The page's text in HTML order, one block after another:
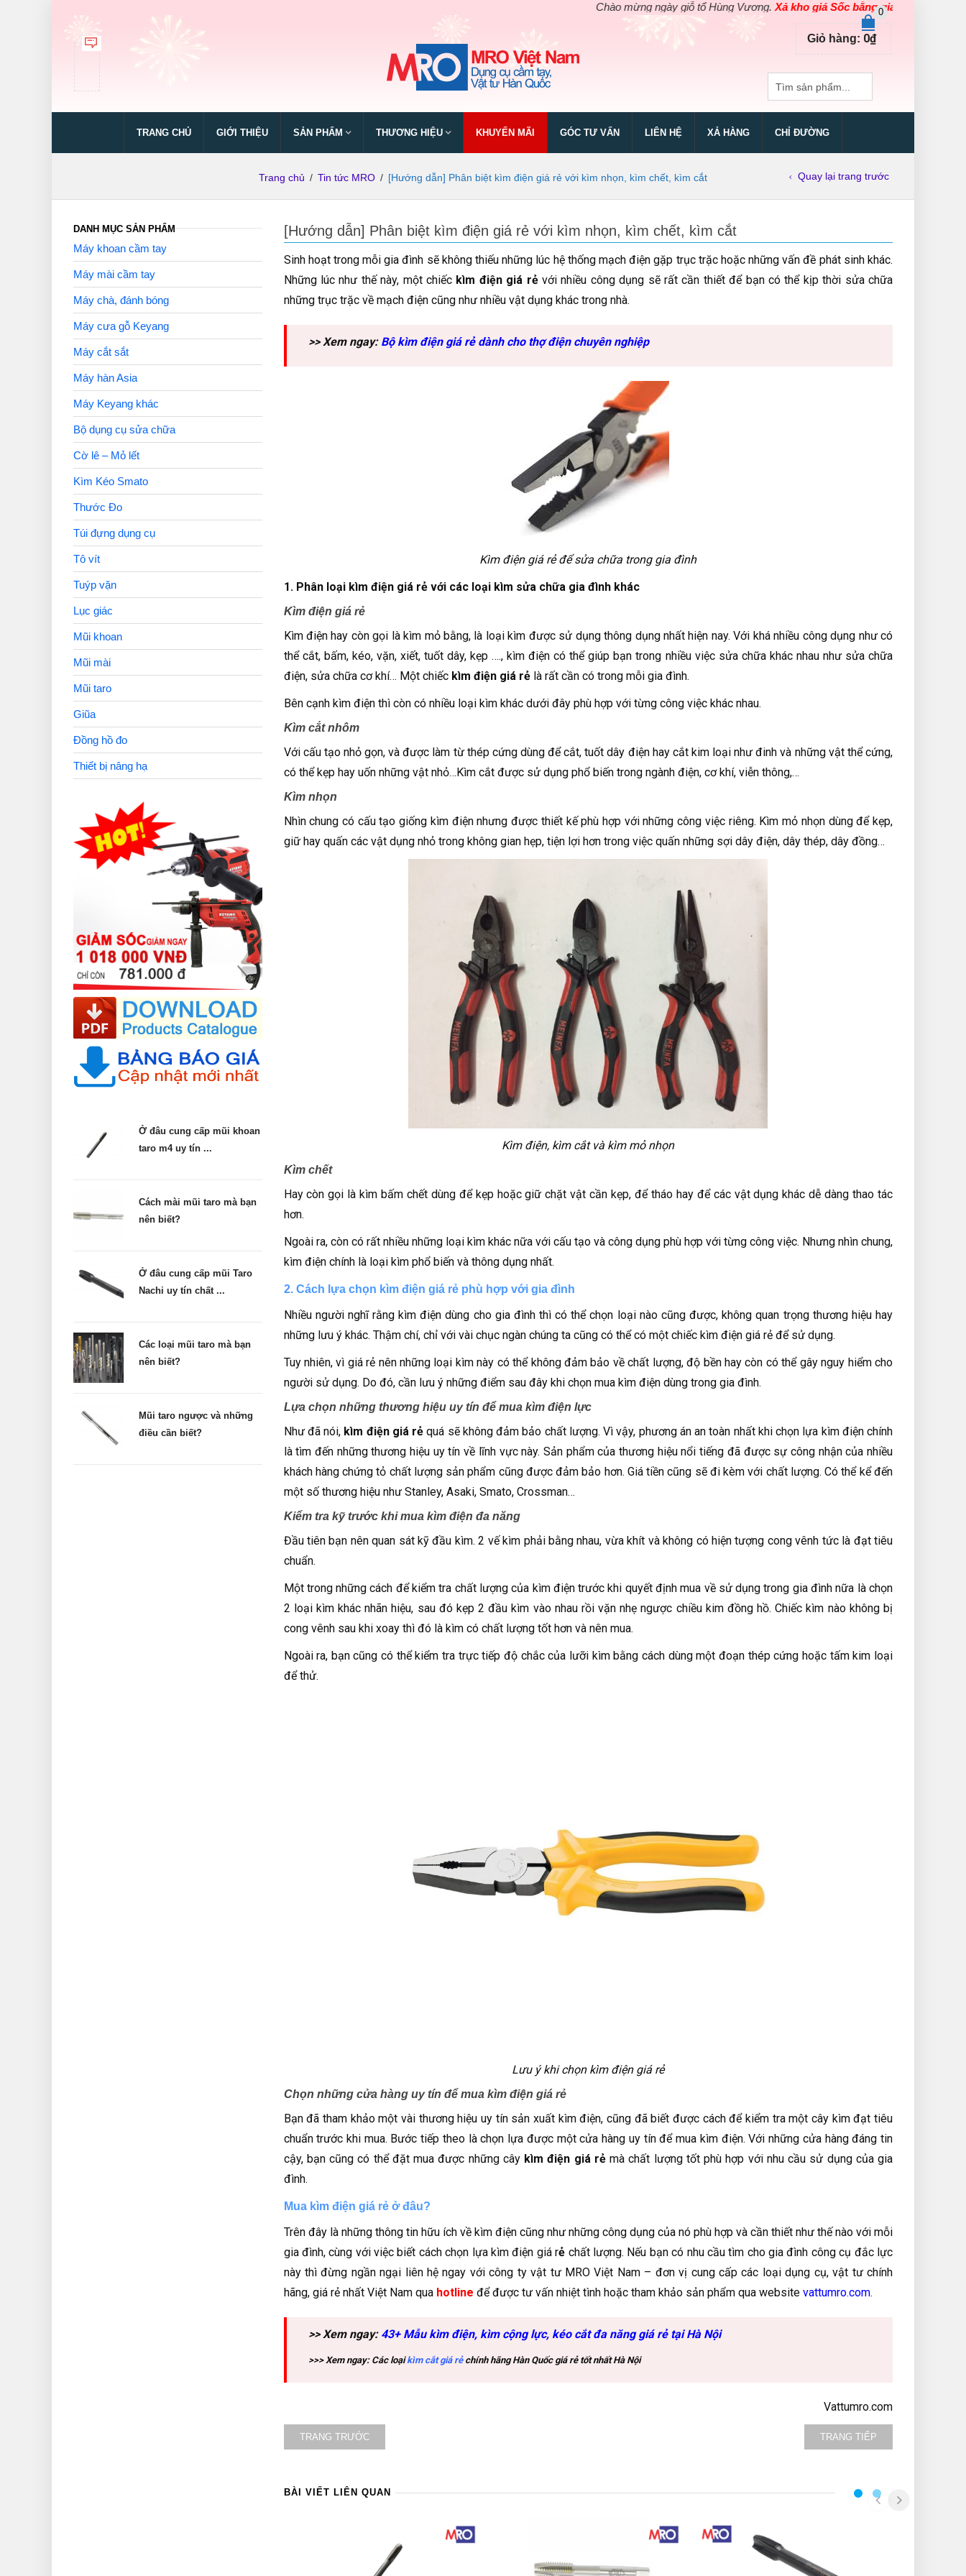
Chào mừng ngày giỗ tổ Hùng Vương.Xả kho giá Sốc bằng giá Gốccho các sản phẩm
0
Giỏ hàng: 0₫
TRANG CHỦ GIỚI THIỆU SẢN PHẨM THƯƠNG HIỆU KHUYẾN MÃI GÓC TƯ VẤN LIÊN HỆ XẢ HÀNG CHỈ ĐƯỜNG
Trang chủ / Tin tức MRO / [Hướng dẫn] Phân biệt kìm điện giá rẻ với kìm nhọn, kìm chết, kìm cắt Quay lại trang trước
[Hướng dẫn] Phân biệt kìm điện giá rẻ với kìm nhọn, kìm chết, kìm cắt
Sinh hoạt trong mỗi gia đình sẽ không thiếu những lúc hệ thống mạch điện gặp trục trặc hoặc những vấn đề phát sinh khác.
Những lúc như thế này, một chiếc kìm điện giá rẻvới nhiều công dụng sẽ rất cần thiết để bạn có thể kịp thời sửa chữa
những trục trặc về mạch điện cũng như nhiều vật dụng khác trong nhà.
>> Xem ngay: Bộ kìm điện giá rẻ dành cho thợ điện chuyên nghiệp
Kìm điện giá rẻ để sửa chữa trong gia đình
1. Phân loại kìm điện giá rẻ với các loại kìm sửa chữa gia đình khác
Kìm điện giá rẻ
Kìm điện hay còn gọi là kìm mỏ bằng, là loại kìm được sử dụng thông dụng nhất hiện nay. Với khá nhiều công dụng như có
thể cắt, bấm, kéo, vặn, xiết, tuốt dây, kẹp …., kìm điện có thể giúp bạn trong nhiều việc sửa chữa khác nhau như sửa chữa
điện, sửa chữa cơ khí… Một chiếc kìm điện giá rẻlà rất cần có trong mỗi gia đình.
Bên cạnh kìm điện thì còn có nhiều loại kìm khác dưới đây phù hợp với từng công việc khác nhau.
Kìm cắt nhôm
Với cấu tạo nhỏ gọn, và được làm từ thép cứng dùng để cắt, tuốt dây điện hay cắt kim loại như đinh và những vật thể cứng,
có thể kẹp hay uốn những vật nhỏ…Kìm cắt được sử dụng phổ biến trong ngành điện, cơ khí, viễn thông,…
Kìm nhọn
Nhìn chung có cấu tạo giống kìm điện nhưng được thiết kế phù hợp với những công việc riêng. Kìm mỏ nhọn dùng để kẹp,
giữ hay quấn các vật dụng nhỏ trong không gian hẹp, tiện lợi hơn trong việc quấn những sợi dây điện, dây thép, dây đồng…
Kìm điện, kìm cắt và kìm mỏ nhọn
Kìm chết
Hay còn gọi là kìm bấm chết dùng để kẹp hoặc giữ chặt vật cần kẹp, để tháo hay để các vật dụng khác dễ dàng thao tác
hơn.
Ngoài ra, còn có rất nhiều những loại kìm khác nữa với cấu tạo và công dụng phù hợp với từng công việc. Nhưng nhìn chung,
kìm điện chính là loại kìm phổ biến và thông dụng nhất.
2. Cách lựa chọn kìm điện giá rẻ phù hợp với gia đình
Nhiều người nghĩ rằng kìm điện dùng cho gia đình thì có thể chọn loại nào cũng được, không quan trọng thương hiệu hay
những lưu ý khác. Thậm chí, chỉ với vài chục ngàn chúng ta cũng có thể có một chiếc kìm điện giá rẻ để sử dụng.
Tuy nhiên, vì giá rẻ nên những loại kìm này có thể không đảm bảo về chất lượng, độ bền hay còn có thể gây nguy hiểm cho
người sử dụng. Do đó, cần lưu ý những điểm sau đây khi chọn mua kìm điện dùng trong gia đình.
Lựa chọn những thương hiệu uy tín để mua kìm điện lực
Như đã nói, kìm điện giá rẻ quá sẽ không đảm bảo chất lượng. Vì vậy, phương án an toàn nhất khi chọn lựa kìm điện chính
là tìm đến những thương hiệu uy tín về lĩnh vực này. Sản phẩm của thương hiệu nổi tiếng đã được sự công nhận của nhiều
khách hàng chứng tỏ chất lượng sản phẩm cũng được đảm bảo hơn. Giá tiền cũng sẽ đi kèm với chất lượng. Có thể kể đến
một số thương hiệu như Stanley, Asaki, Smato, Crossman…
Kiểm tra kỹ trước khi mua kìm điện đa năng
Đầu tiên bạn nên quan sát kỹ đầu kìm. 2 vế kìm phải bằng nhau, vừa khít và không có hiện tượng cong vênh tức là đạt tiêu
chuẩn.
Một trong những cách để kiểm tra chất lượng của kìm điện trước khi quyết định mua về sử dụng trong gia đình nữa là chọn
2 loại kìm khác nhãn hiệu, sau đó kẹp 2 đầu kìm vào nhau rồi vặn nhẹ ngược chiều kim đồng hồ. Chiếc kìm nào không bị
cong vênh sau khi xoay thì đó là kìm có chất lượng tốt hơn và nên mua.
Ngoài ra, bạn cũng có thể kiểm tra trực tiếp độ chắc của lưỡi kìm bằng cách dùng một đoạn thép cứng hoặc tấm kim loại
để thử.
Lưu ý khi chọn kìm điện giá rẻ
Chọn những cửa hàng uy tín để mua kìm điện giá rẻ
Bạn đã tham khảo một vài thương hiệu uy tín sản xuất kìm điện, cũng đã biết được cách để kiểm tra một cây kìm đạt tiêu
chuẩn trước khi mua. Bước tiếp theo là chọn lựa được một cửa hàng uy tín để mua kìm điện. Với những cửa hàng đáng tin
cậy, bạn cũng có thể đặt mua được những cây kìm điện giá rẻmà chất lượng tốt phù hợp với nhu cầu sử dụng của gia
đình.
Mua kìm điện giá rẻ ở đâu?
Trên đây là những thông tin hữu ích về kìm điện cũng như những công dụng của nó phù hợp và cần thiết như thế nào với mỗi
gia đình, cùng với việc biết cách chọn lựa kìm điện giá rẻ chất lượng. Nếu bạn có nhu cầu tìm cho gia đình công cụ đắc lực
này thì đừng ngần ngại liên hệ ngay với công ty vật tư MRO Việt Nam – đơn vị cung cấp các loại dụng cụ, vật tư chính
hãng, giá rẻ nhất Việt Nam qua hotline để được tư vấn nhiệt tình hoặc tham khảo sản phẩm qua website vattumro.com.
>> Xem ngay: 43+ Mẫu kìm điện, kìm cộng lực, kéo cắt đa năng giá rẻ tại Hà Nội
>>> Xem ngay: Các loạikìm cắt giá rẻchính hãng Hàn Quốc giá rẻ tốt nhất Hà Nội
Vattumro.com
TRANG TRƯỚC TRANG TIẾP
BÀI VIẾT LIÊN QUAN
DANH MỤC SẢN PHẨM
Máy khoan cầm tay
Máy mài cầm tay
Máy chà, đánh bóng
Máy cưa gỗ Keyang
Máy cắt sắt
Máy hàn Asia
Máy Keyang khác
Bộ dụng cụ sửa chữa
Cờ lê – Mỏ lết
Kìm Kéo Smato
Thước Đo
Túi đựng dụng cụ
Tô vít
Tuýp vặn
Lục giác
Mũi khoan
Mũi mài
Mũi taro
Giũa
Đồng hồ đo
Thiết bị nâng hạ
Ở đâu cung cấp mũi khoan
taro m4 uy tín ...
Cách mài mũi taro mà bạn
nên biết?
Ở đâu cung cấp mũi Taro
Nachi uy tín chất ...
Các loại mũi taro mà bạn
nên biết?
Mũi taro ngược và những
điều cần biết?